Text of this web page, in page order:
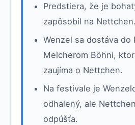
Predstiera, že je
zapôsobil na Nettchen.
Wenzel sa dostáva do
Melcherom Böhni,
zaujíma o Nettchen.
Na festivale je
odhalený, ale
odpúšťa.